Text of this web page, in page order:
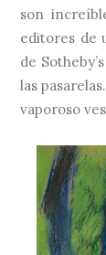
son
editores de
de
las
vaporoso